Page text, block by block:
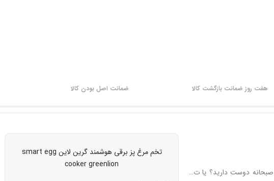
هفت روز ضمانت بازگشت کالا ضمانت اصل بودن کالا
نیم‌پز را برای صبحانه دوست دارید؟ یا ت…
تخم مرغ پز برقی هوشمند گرین لاین smart egg
cooker greenlion